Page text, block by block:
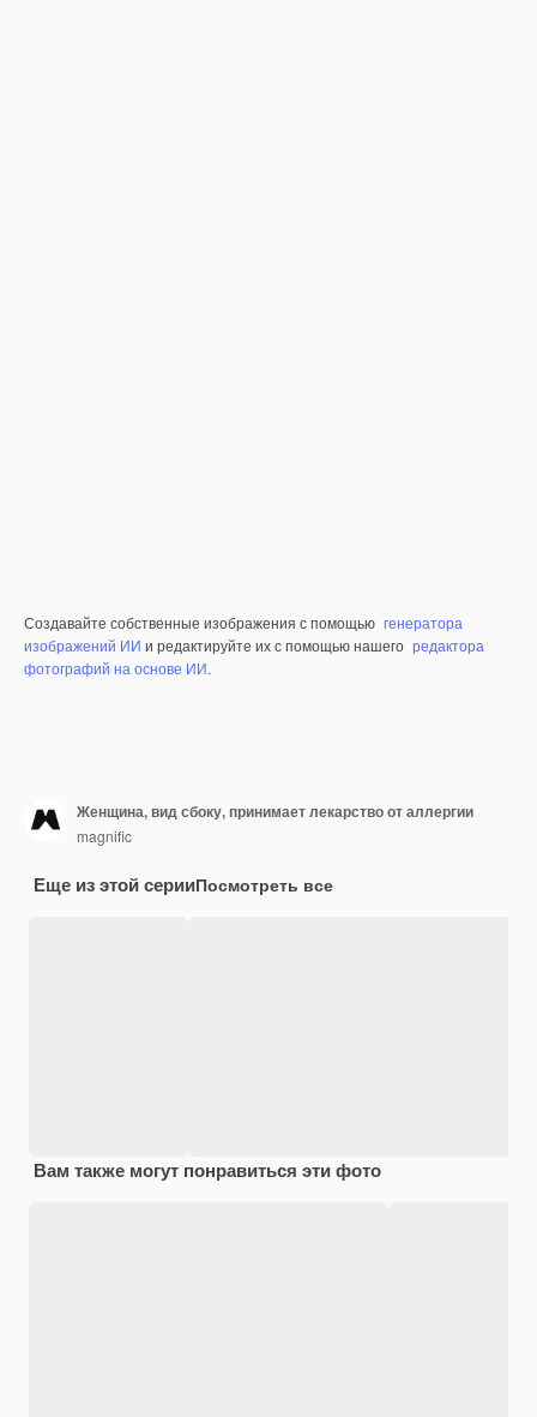
Создавайте собственные изображения с помощью генератора
изображений ИИ и редактируйте их с помощью нашего редактора
фотографий на основе ИИ.
Женщина, вид сбоку, принимает лекарство от аллергии
magnific
Еще из этой серииПосмотреть все
Вам также могут понравиться эти фото